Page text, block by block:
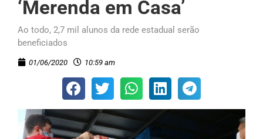
‘Merenda em Casa’
Ao todo, 2,7 mil alunos da rede estadual serão
beneficiados
01/06/2020 10:59 am